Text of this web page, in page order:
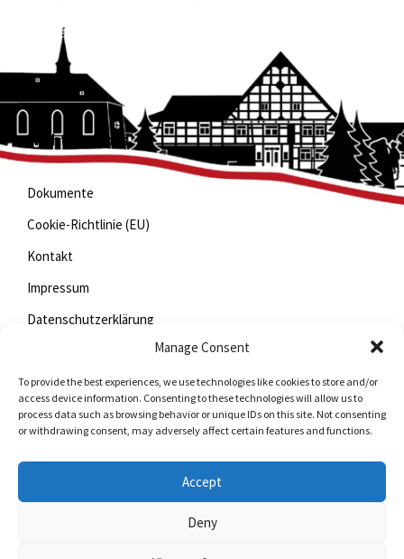
Manage Consent
To provide the best experiences, we use technologies like cookies to store and/or
access device information. Consenting to these technologies will allow us to
process data such as browsing behavior or unique IDs on this site. Not consenting
or withdrawing consent, may adversely affect certain features and functions.
Accept
Deny
Wichtige Links
Dokumente
Cookie-Richtlinie (EU)
Kontakt
Impressum
Datenschutzerklärung
Jetzt mitfunken!
Bleiben Sie auch unterwegs immer auf dem Laufenden
mit StadtLand.Funk!